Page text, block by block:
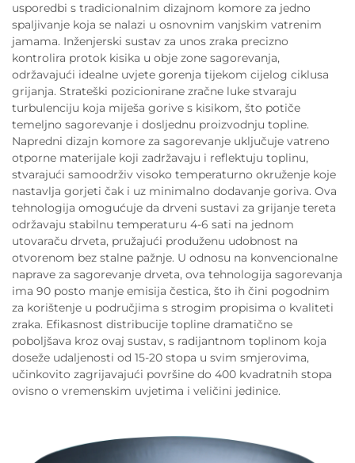
usporedbi s tradicionalnim dizajnom komore za jedno
spaljivanje koja se nalazi u osnovnim vanjskim vatrenim
jamama. Inženjerski sustav za unos zraka precizno
kontrolira protok kisika u obje zone sagorevanja,
održavajući idealne uvjete gorenja tijekom cijelog ciklusa
grijanja. Strateški pozicionirane zračne luke stvaraju
turbulenciju koja miješa gorive s kisikom, što potiče
temeljno sagorevanje i dosljednu proizvodnju topline.
Napredni dizajn komore za sagorevanje uključuje vatreno
otporne materijale koji zadržavaju i reflektuju toplinu,
stvarajući samoodrživ visoko temperaturno okruženje koje
nastavlja gorjeti čak i uz minimalno dodavanje goriva. Ova
tehnologija omogućuje da drveni sustavi za grijanje tereta
održavaju stabilnu temperaturu 4-6 sati na jednom
utovaraču drveta, pružajući produženu udobnost na
otvorenom bez stalne pažnje. U odnosu na konvencionalne
naprave za sagorevanje drveta, ova tehnologija sagorevanja
ima 90 posto manje emisija čestica, što ih čini pogodnim
za korištenje u područjima s strogim propisima o kvaliteti
zraka. Efikasnost distribucije topline dramatično se
poboljšava kroz ovaj sustav, s radijantnom toplinom koja
doseže udaljenosti od 15-20 stopa u svim smjerovima,
učinkovito zagrijavajući površine do 400 kvadratnih stopa
ovisno o vremenskim uvjetima i veličini jedinice.